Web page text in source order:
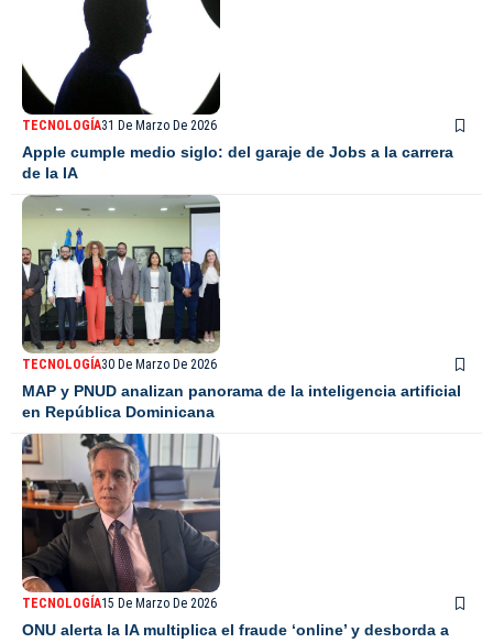
TECNOLOGÍA31 De Marzo De 2026
Apple cumple medio siglo: del garaje de Jobs a la carrera
de la IA
TECNOLOGÍA30 De Marzo De 2026
MAP y PNUD analizan panorama de la inteligencia artificial
en República Dominicana
TECNOLOGÍA15 De Marzo De 2026
ONU alerta la IA multiplica el fraude ‘online’ y desborda a